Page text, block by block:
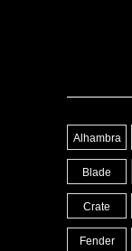
Alhambra
Blade
Crate
Fender